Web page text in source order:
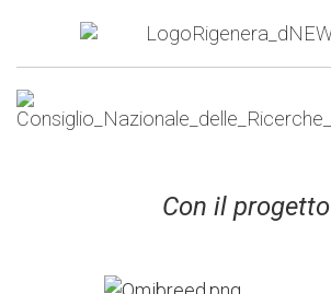
Con il progetto